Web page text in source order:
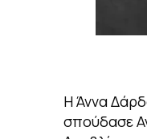
Η Άννα
σπούδασε